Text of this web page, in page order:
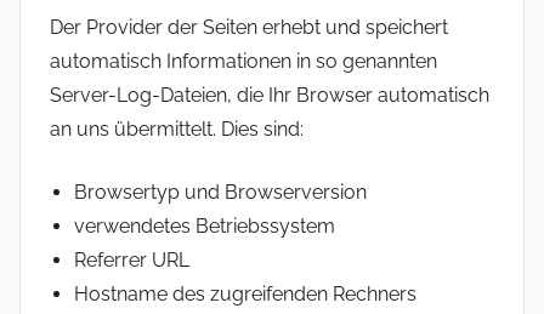
Der Provider der Seiten erhebt und speichert
automatisch Informationen in so genannten
Server-Log-Dateien, die Ihr Browser automatisch
an uns übermittelt. Dies sind:
Browsertyp und Browserversion
verwendetes Betriebssystem
Referrer URL
Hostname des zugreifenden Rechners